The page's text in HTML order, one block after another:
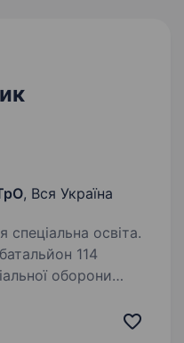
, Вся Україна
спеціальна освіта.
114
оборони
країни і її